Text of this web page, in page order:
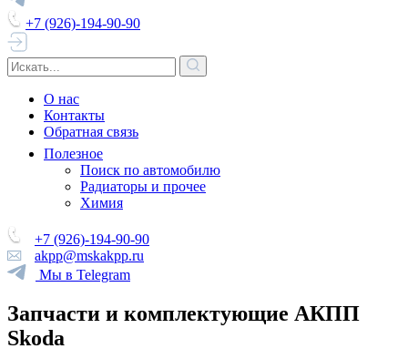
+7 (926)-194-90-90
О нас
Контакты
Обратная связь
Полезное
Поиск по автомобилю
Радиаторы и прочее
Химия
+7 (926)-194-90-90
akpp@mskakpp.ru
Мы в Telegram
Запчасти и комплектующие АКПП
Skoda